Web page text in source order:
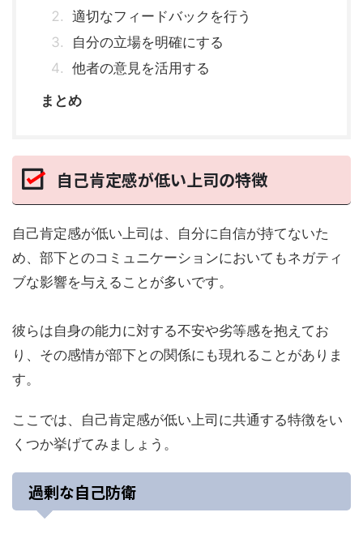
適切なフィードバックを行う
自分の立場を明確にする
他者の意見を活用する
まとめ
自己肯定感が低い上司の特徴
自己肯定感が低い上司は、自分に自信が持てないた
め、部下とのコミュニケーションにおいてもネガティ
ブな影響を与えることが多いです。
彼らは自身の能力に対する不安や劣等感を抱えてお
り、その感情が部下との関係にも現れることがありま
す。
ここでは、自己肯定感が低い上司に共通する特徴をい
くつか挙げてみましょう。
過剰な自己防衛